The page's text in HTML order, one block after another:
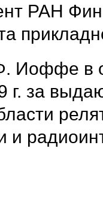
РАН
Иоффе в
г. за
и